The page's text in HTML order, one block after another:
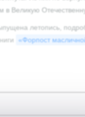
Великую
летопись,
«Форпост